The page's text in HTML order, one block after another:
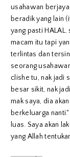
usahawan
beradik yang lain
yang pasti
macam itu tapi
terlintas dan
seorang
clishe tu, nak jadi
besar sikit, nak
mak saya, dia
berkeluarga
luas. Saya akan
yang Allah